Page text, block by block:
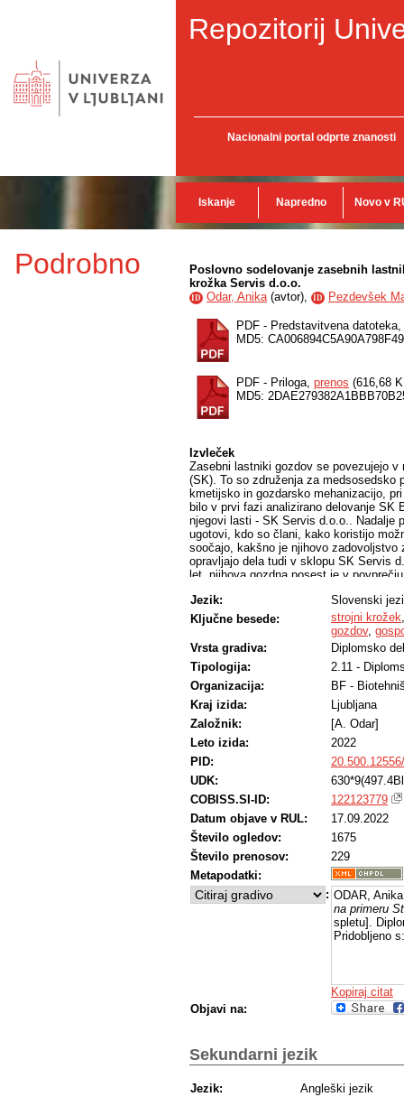
Repozitorij
Nacionalni portal odprte znanosti
Iskanje Napredno Novo v
Podrobno
Poslovno sodelovanje zasebnih
krožka Servis d.o.o.
ID Odar, Anika(avtor), ID Pezdevšek
PDF - Predstavitvena datoteka,
MD5:
PDF - Priloga, prenos (616,68
MD5:
Izvleček
Zasebni lastniki gozdov se povezujejo
(SK). To so združenja za medsosedsko
kmetijsko in gozdarsko mehanizacijo,
bilo v prvi fazi analizirano delovanje SK
njegovi lasti - SK Servis d.o.o.. Nadalje
ugotovi, kdo so člani, kako koristijo
soočajo, kakšno je njihovo
opravljajo dela tudi v sklopu SK Servis
let, njihova gozdna posest je v
meri izkoriščajo možnosti, ki jim jih
naklonjeni, veliko pa jih ni seznanjenih
združevanje v SK ostaja neizkoriščenih.
Jezik:
Slovenski
Ključne besede:
strojni krožek
gozdov,
Vrsta gradiva:
Diplomsko
Tipologija:
2.11 -
Organizacija:
BF -
Kraj izida:
Ljubljana
Založnik:
[A. Odar]
Leto izida:
2022
PID:
UDK:
COBISS.SI-ID:
122123779
Datum objave v RUL:
17.09.2022
Število ogledov:
1675
Število prenosov:
229
Metapodatki:
: ODAR,
na primeru
spletu].
Pridobljeno
Kopiraj citat
Objavi na:
Sekundarni jezik
Jezik:
Angleški jezik